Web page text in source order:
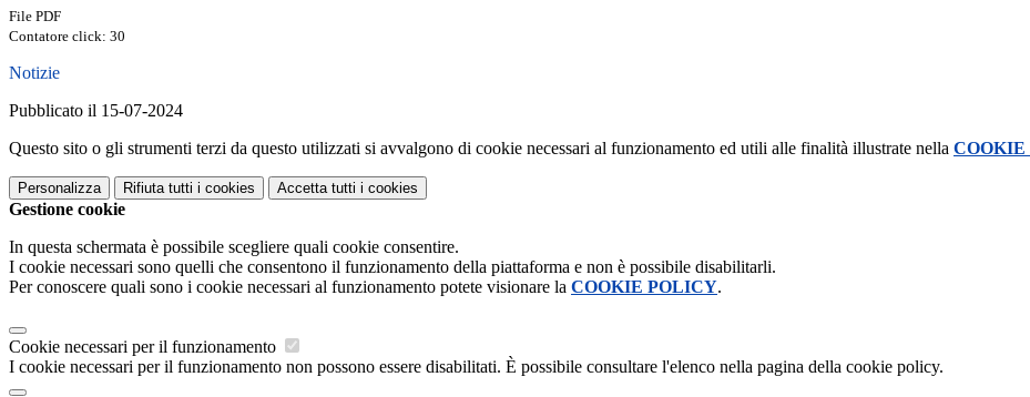
File PDF
Contatore click: 30
Notizie
Pubblicato il 15-07-2024
Questo sito o gli strumenti terzi da questo utilizzati si avvalgono di cookie necessari al funzionamento ed utili alle finalità illustrate nella
Personalizza Rifiuta tutti i cookies Accetta tutti i cookies
Gestione cookie
In questa schermata è possibile scegliere quali cookie consentire.
I cookie necessari sono quelli che consentono il funzionamento della piattaforma e non è possibile disabilitarli.
Per conoscere quali sono i cookie necessari al funzionamento potete visionare la COOKIE POLICY.
Cookie necessari per il funzionamento
I cookie necessari per il funzionamento non possono essere disabilitati. È possibile consultare l'elenco nella pagina della cookie policy.